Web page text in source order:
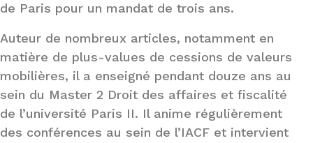
de Paris pour un mandat de trois ans.
Auteur de nombreux articles, notamment en
matière de plus-values de cessions de valeurs
mobilières, il a enseigné pendant douze ans au
sein du Master 2 Droit des affaires et fiscalité
de l’université Paris II. Il anime régulièrement
des conférences au sein de l’IACF et intervient